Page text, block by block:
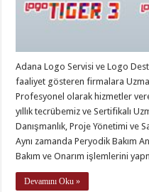
Adana Logo Servisi ve Logo
faaliyet gösteren firmalara
Profesyonel olarak hizmetler
yıllık tecrübemiz ve Sertifikalı
Danışmanlık, Proje Yönetimi ve
Aynı zamanda Peryodik Bakım
Bakım ve Onarım işlemlerini
Devamını Oku »